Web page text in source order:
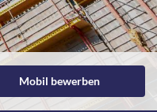
Mobil bewerben